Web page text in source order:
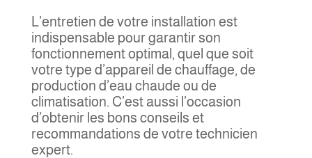
L’entretien de votre installation est
indispensable pour garantir son
fonctionnement optimal, quel que soit
votre type d’appareil de chauffage, de
production d’eau chaude ou de
climatisation. C’est aussi l’occasion
d’obtenir les bons conseils et
recommandations de votre technicien
expert.